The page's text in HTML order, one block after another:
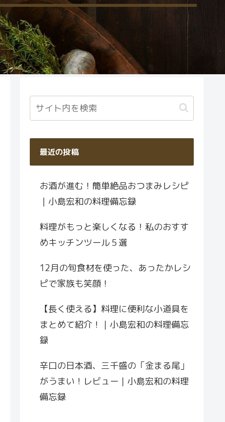
最近の投稿
お酒が進む！簡単絶品おつまみレシピ
｜小島宏和の料理備忘録
料理がもっと楽しくなる！私のおすす
めキッチンツール５選
12月の旬食材を使った、あったかレシ
ピで家族も笑顔！
【長く使える】料理に便利な小道具を
まとめて紹介！｜小島宏和の料理備忘
録
辛口の日本酒、三千盛の「金まる尾」
がうまい！レビュー｜小島宏和の料理
備忘録